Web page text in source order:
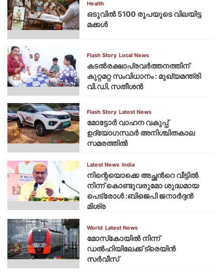
Health
ഒടുവിൽ 5100 രൂപയുടെ വിലയിട്ട
മക്കൾ
Flash Story Local News
കടല്‍രക്ഷാപ്രവര്‍ത്തനത്തിന്
കുറ്റമറ്റ സംവിധാനം : മുഖ്യമന്ത്രി
വി.ഡി. സതീശന്‍
Flash Story Latest News
മോട്ടോര്‍ വാഹന വകുപ്പ്
ഉദ്യോഗസ്ഥര്‍ അനിശ്ചിതകാല
സമരത്തില്‍
Latest News India
നിന്റെയൊക്കെ അച്ഛൻറെ വീട്ടിൽ
നിന്ന് കൊണ്ടുവരുമോ ശുദ്ധമായ
പെട്രോൾ :ബിജെപി ജനാർദ്ദൻ
മിശ്ര
World Latest News
മോസ്‌കോയില്‍ നിന്ന്
ഡല്‍ഹിയിലേക്ക് ട്രെയിന്‍
സര്‍വീസ്